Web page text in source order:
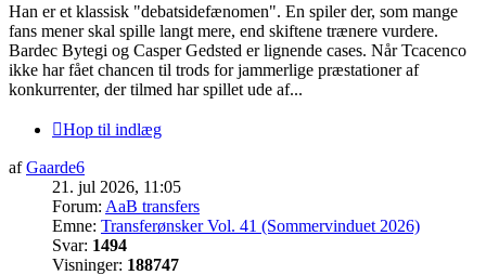
Han er et klassisk "debatsidefænomen". En spiler der, som mange
fans mener skal spille langt mere, end skiftene trænere vurdere.
Bardec Bytegi og Casper Gedsted er lignende cases. Når Tcacenco
ikke har fået chancen til trods for jammerlige præstationer af
konkurrenter, der tilmed har spillet ude af...
Hop til indlæg
afGaarde6
21. jul 2026, 11:05
Forum: AaB transfers
Emne: Transferønsker Vol. 41 (Sommervinduet 2026)
Svar: 1494
Visninger: 188747